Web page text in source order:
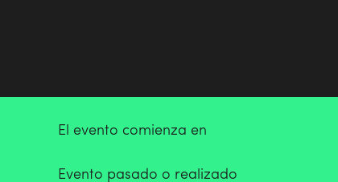
El evento comienza en
Evento pasado o realizado